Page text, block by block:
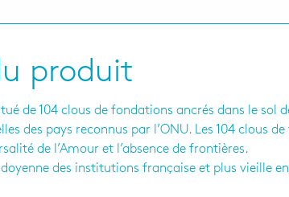
produit
de 104 clous de fondations ancrés dans le sol
des pays reconnus par l’ONU. Les 104 clous
de l’Amour et l’absence de frontières.
doyenne des institutions française et plus vieille